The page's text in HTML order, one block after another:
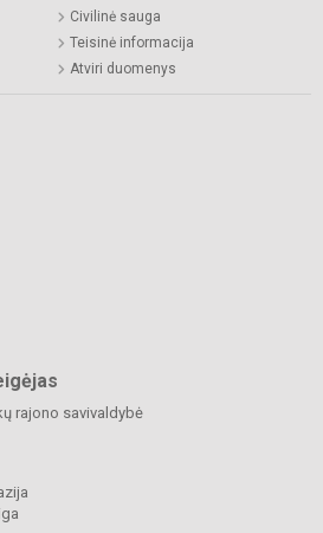
Civilinė sauga
Teisinė informacija
Atviri duomenys
rajono savivaldybė